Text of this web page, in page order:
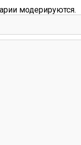
модерируются.